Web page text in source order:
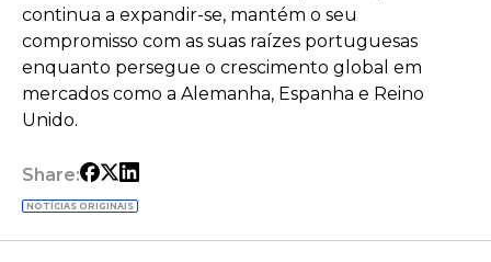
continua a expandir-se, mantém o seu
compromisso com as suas raízes portuguesas
enquanto persegue o crescimento global em
mercados como a Alemanha, Espanha e Reino
Unido.
Share:
NOTÍCIAS ORIGINAIS